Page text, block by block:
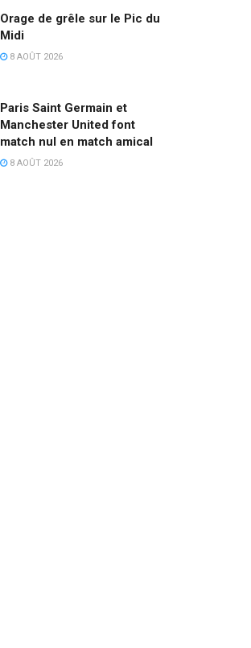
Orage de grêle sur le Pic du
Midi
8 AOÛT 2026
Paris Saint Germain et
Manchester United font
match nul en match amical
8 AOÛT 2026